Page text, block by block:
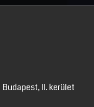
Budapest, II. kerület